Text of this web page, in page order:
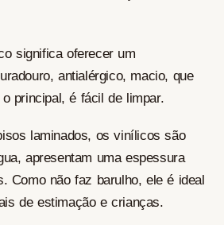
significa oferecer um
antialérgico, macio, que
principal, é fácil de limpar.
laminados, os vinílicos são
apresentam uma espessura
Como não faz barulho, ele é ideal
de estimação e crianças.